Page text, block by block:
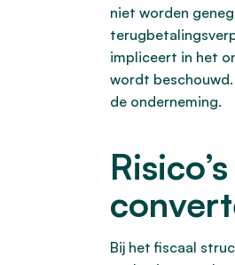
niet worden
impliceert in het
wordt
de onderneming.
Bij het fiscaal